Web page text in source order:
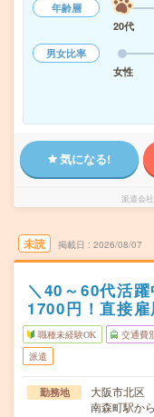
年齢層
20代
男女比率
女性
気になる!
派遣会社
未読 掲載日 2026/08/07
＼40～60代活
1700円！直接雇
職種未経験OK 交通費
派遣
勤務地
大阪市北区
南森町駅か